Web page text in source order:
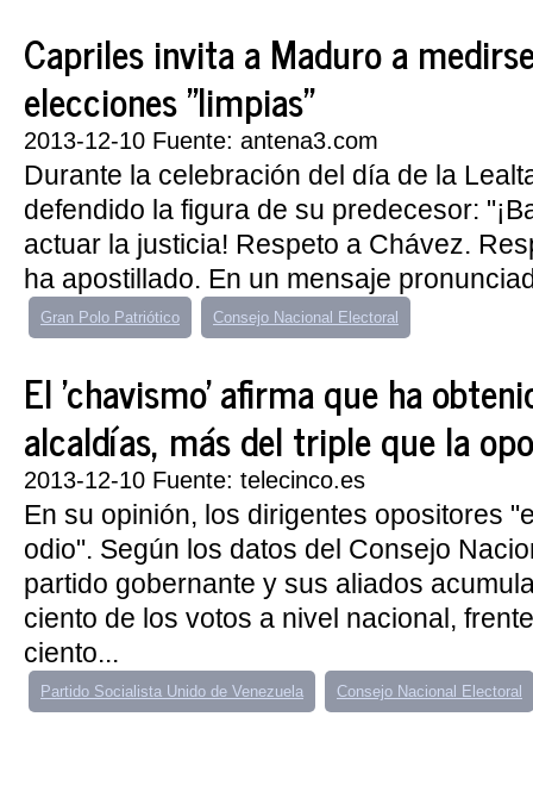
Capriles invita a Maduro a
elecciones "limpias"
2013-12-10 Fuente: antena3.com
Durante la celebración del día de la
defendido la figura de su predecesor:
actuar la justicia! Respeto a Chávez.
ha apostillado. En un mensaje
Gran Polo Patriótico Consejo Nacional Electoral
El 'chavismo' afirma que ha
alcaldías, más del triple que la
2013-12-10 Fuente: telecinco.es
En su opinión, los dirigentes opositores
odio". Según los datos del Consejo
partido gobernante y sus aliados
ciento de los votos a nivel nacional,
ciento...
Partido Socialista Unido de Venezuela Consejo Nacional Electoral